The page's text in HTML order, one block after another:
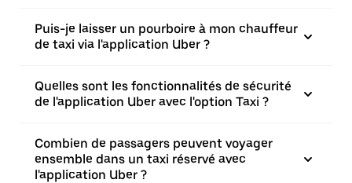
Puis-je laisser un pourboire à mon chauffeur
de taxi via l'application Uber ?
Quelles sont les fonctionnalités de sécurité
de l'application Uber avec l'option Taxi ?
Combien de passagers peuvent voyager
ensemble dans un taxi réservé avec
l'application Uber ?